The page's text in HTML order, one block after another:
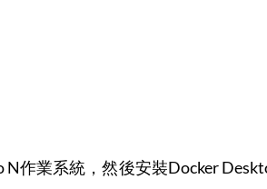
作業系統，然後安裝Docker